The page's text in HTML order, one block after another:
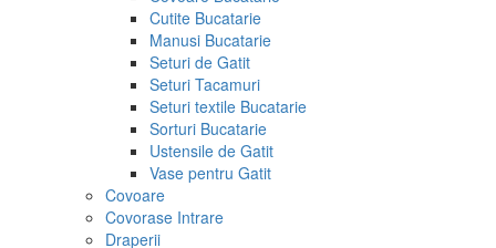
Cutite Bucatarie
Manusi Bucatarie
Seturi de Gatit
Seturi Tacamuri
Seturi textile Bucatarie
Sorturi Bucatarie
Ustensile de Gatit
Vase pentru Gatit
Covoare
Covorase Intrare
Draperii